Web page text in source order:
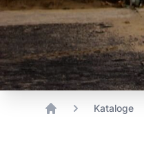
Kataloge